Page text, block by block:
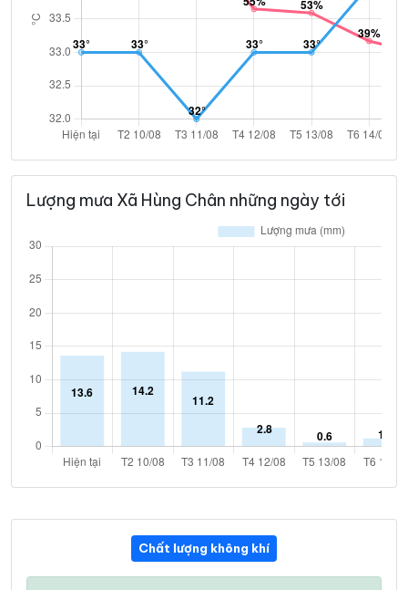
Lượng mưa Xã Hùng Chân những ngày tới
Chất lượng không khí